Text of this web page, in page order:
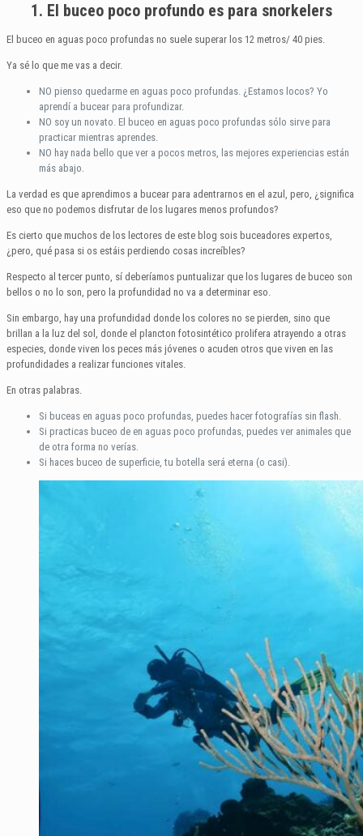
1. El buceo poco profundo es para snorkelers
El buceo en aguas poco profundas no suele superar los 12 metros/ 40 pies.
Ya sé lo que me vas a decir.
NO pienso quedarme en aguas poco profundas. ¿Estamos locos? Yo
aprendí a bucear para profundizar.
NO soy un novato. El buceo en aguas poco profundas sólo sirve para
practicar mientras aprendes.
NO hay nada bello que ver a pocos metros, las mejores experiencias están
más abajo.
La verdad es que aprendimos a bucear para adentrarnos en el azul, pero, ¿significa
eso que no podemos disfrutar de los lugares menos profundos?
Es cierto que muchos de los lectores de este blog sois buceadores expertos,
¿pero, qué pasa si os estáis perdiendo cosas increíbles?
Respecto al tercer punto, sí deberíamos puntualizar que los lugares de buceo son
bellos o no lo son, pero la profundidad no va a determinar eso.
Sin embargo, hay una profundidad donde los colores no se pierden, sino que
brillan a la luz del sol, donde el plancton fotosintético prolifera atrayendo a otras
especies, donde viven los peces más jóvenes o acuden otros que viven en las
profundidades a realizar funciones vitales.
En otras palabras.
Si buceas en aguas poco profundas, puedes hacer fotografías sin flash.
Si practicas buceo de en aguas poco profundas, puedes ver animales que
de otra forma no verías.
Si haces buceo de superficie, tu botella será eterna (o casi).